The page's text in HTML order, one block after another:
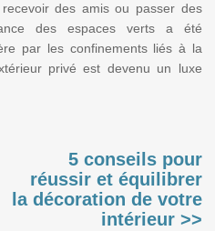
des amis ou passer des
des espaces verts a été
par les confinements liés à la
privé est devenu un luxe
5 conseils pour
réussir et équilibrer
la décoration de votre
intérieur >>